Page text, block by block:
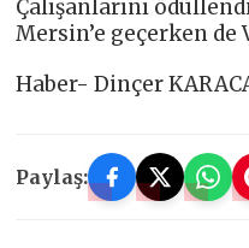
Çalışanlarını
Mersin’e geçerken de
Haber- Dinçer
Paylaş: